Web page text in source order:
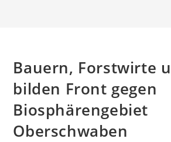
Bauern, Forstwirte
bilden Front gegen
Biosphärengebiet
Oberschwaben